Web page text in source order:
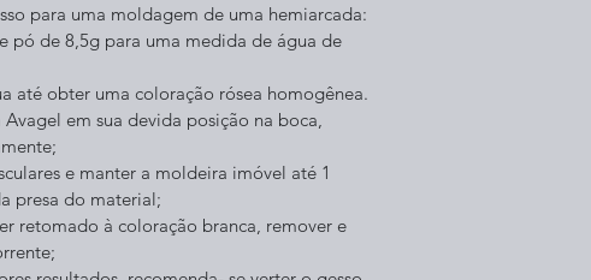
para uma moldagem de uma hemiarcada:
pó de 8,5g para uma medida de água de
até obter uma coloração rósea homogênea.
em sua devida posição na boca,
e manter a moldeira imóvel até 1
presa do material;
retomado à coloração branca, remover e